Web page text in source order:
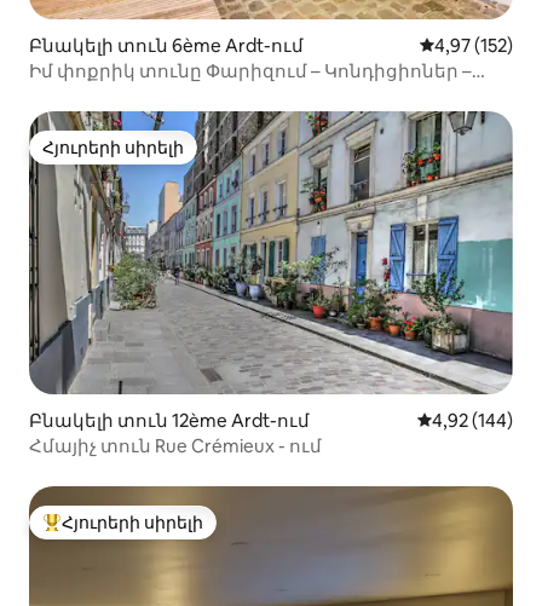
Բնակելի տուն 6ème Ardt-ում Միջին
4,97 (152)
Իմ փոքրիկ տունը Փարիզում – Կոնդիցիոներ –
Հյուրերի սիրելի
Հյուրերի սիրելի
Բնակելի տուն 12ème Ardt-ում Միջին
4,92 (144)
Հմայիչ տուն Rue Crémieux - ում
Հյուրերի սիրելի լավագույն տները
Հյուրերի սիրելի